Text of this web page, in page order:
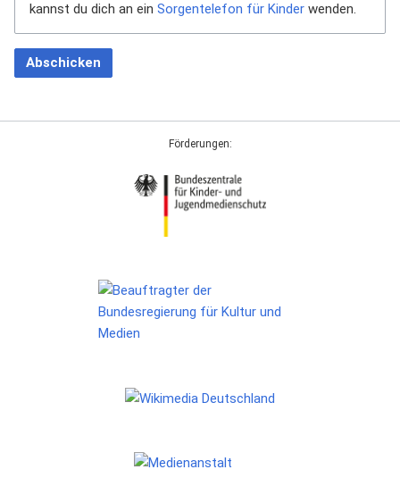
kannst du dich an ein Sorgentelefon für Kinder wenden.
Abschicken
Förderungen: